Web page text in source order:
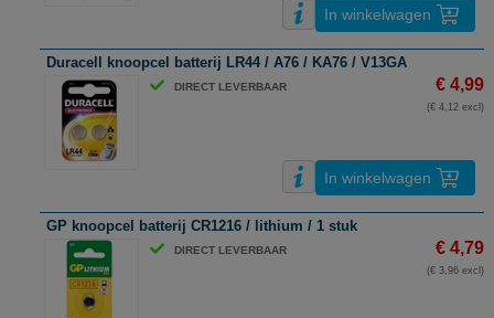
In winkelwagen
Duracell knoopcel batterij LR44 / A76 / KA76 / V13GA
DIRECT LEVERBAAR € 4,99
(€ 4,12 excl)
In winkelwagen
GP knoopcel batterij CR1216 / lithium / 1 stuk
DIRECT LEVERBAAR € 4,79
(€ 3,96 excl)